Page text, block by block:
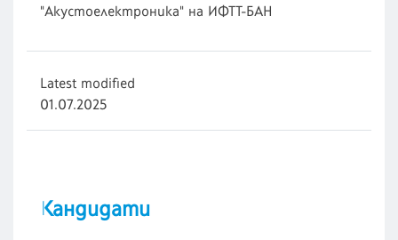
"Акустоелектроника" на ИФТТ-БАН
Latest modified
01.07.2025
Кандидати